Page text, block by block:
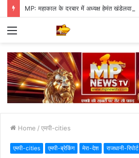
Menu
Home / एमपी-cities
एमपी-cities एमपी-ब्रेकिंग मेरा-देश राजधानी-रिपोर्ट